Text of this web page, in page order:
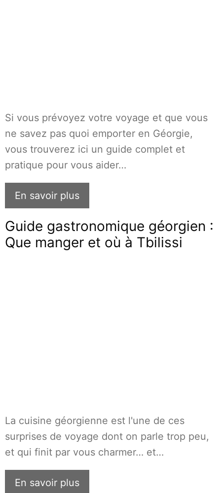
Si vous prévoyez votre voyage et que vous
ne savez pas quoi emporter en Géorgie,
vous trouverez ici un guide complet et
pratique pour vous aider…
En savoir plus
Guide gastronomique géorgien :
Que manger et où à Tbilissi
La cuisine géorgienne est l'une de ces
surprises de voyage dont on parle trop peu,
et qui finit par vous charmer… et…
En savoir plus